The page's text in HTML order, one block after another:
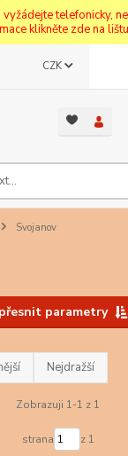
telefonicky,
klikněte zde na
CZK
Svojanov
parametry
Nejdražší
Zobrazuji 1-1 z 1
strana z 1